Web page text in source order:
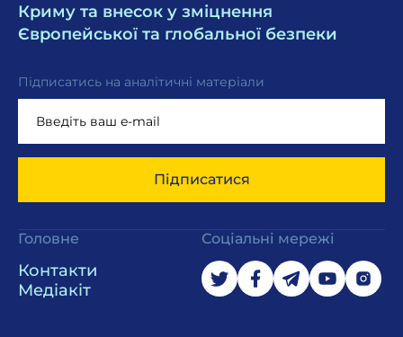
Криму та внесок у зміцнення
Європейської та глобальної безпеки
Підписатись на аналітичні матеріали
Підписатися
Головне
Контакти
Медіакіт
Соціальні мережі